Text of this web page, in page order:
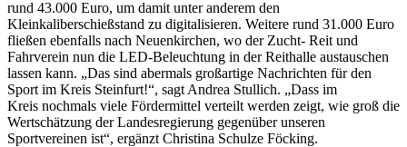
rund 43.000 Euro, um damit unter anderem den
Kleinkaliberschießstand zu digitalisieren. Weitere rund 31.000 Euro
fließen ebenfalls nach Neuenkirchen, wo der Zucht- Reit und
Fahrverein nun die LED-Beleuchtung in der Reithalle austauschen
lassen kann. „Das sind abermals großartige Nachrichten für den
Sport im Kreis Steinfurt!“, sagt Andrea Stullich. „Dass im
Kreis nochmals viele Fördermittel verteilt werden zeigt, wie groß die
Wertschätzung der Landesregierung gegenüber unseren
Sportvereinen ist“, ergänzt Christina Schulze Föcking.